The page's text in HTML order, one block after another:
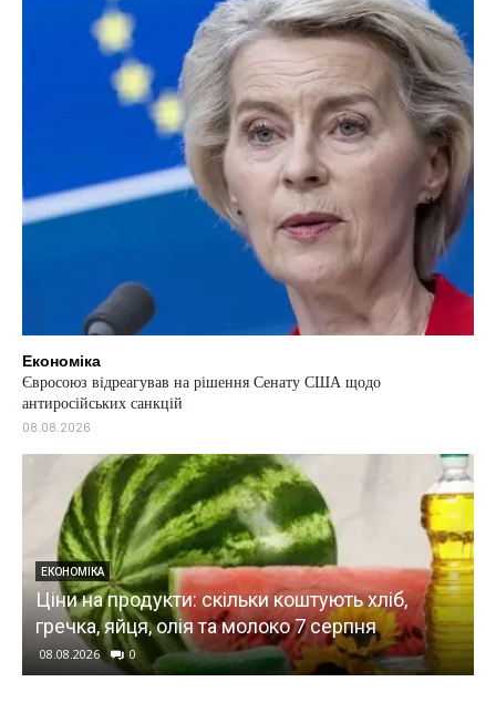
Економіка
Євросоюз відреагував на рішення Сенату США щодо
антиросійських санкцій
08.08.2026
УКРАЇНА
НБУ оновив фінмоніторинг: банкам
ознаки схем уникнення податків
08.08.2026 0